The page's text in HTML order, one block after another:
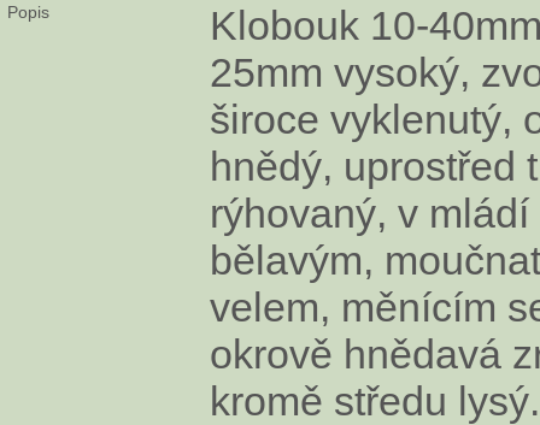
Popis
Klobouk 10-
25mm vysoký,
široce vyklenutý,
hnědý, uprostřed
rýhovaný, v
bělavým,
velem, měnícím
okrově hnědavá
kromě středu lysý.